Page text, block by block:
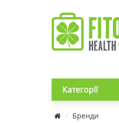
Категорії
Бренди